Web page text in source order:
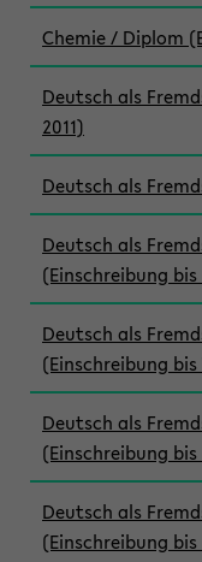
Chemie / Diplom
Deutsch als
2011)
Deutsch als
Deutsch als
(Einschreibung bis
Deutsch als
(Einschreibung bis
Deutsch als
(Einschreibung bis
Deutsch als
(Einschreibung bis